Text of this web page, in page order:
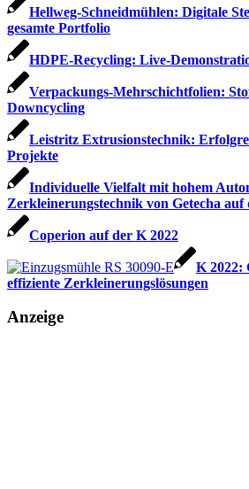
Hellweg-Schneidmühlen: Digitale
gesamte Portfolio
HDPE-Recycling: Live-
Verpackungs-Mehrschichtfolien:
Downcycling
Leistritz Extrusionstechnik:
Projekte
Individuelle Vielfalt mit hohem
Zerkleinerungstechnik von Getecha auf
Coperion auf der K 2022
K 2022:
effiziente Zerkleinerungslösungen
Anzeige